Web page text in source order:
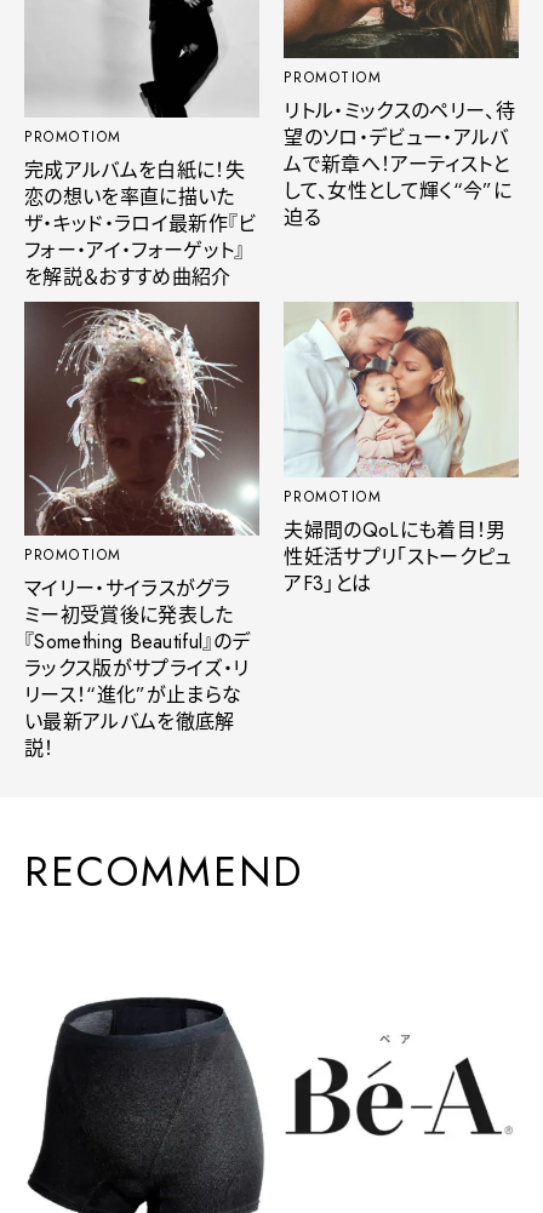
PROMOTIOM
完成アルバムを白紙に！失
恋の想いを率直に描いた
ザ・キッド・ラロイ最新作『ビ
フォー・アイ・フォーゲット』
を解説＆おすすめ曲紹介
PROMOTIOM
リトル・ミックスのペリー、待
望のソロ・デビュー・アルバ
ムで新章へ！アーティストと
して、女性として輝く“今”に
迫る
PROMOTIOM
マイリー・サイラスがグラ
ミー初受賞後に発表した
『Something Beautiful』のデ
ラックス版がサプライズ・リ
リース！“進化”が止まらな
い最新アルバムを徹底解
説！
PROMOTIOM
夫婦間のQoLにも着目！男
性妊活サプリ「ストークピュ
アF3」とは
RECOMMEND